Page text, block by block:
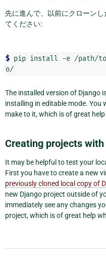
先に進んで、以前にクローン
てください:
$ pip install -e /path/
The installed version of Django
installing in editable mode. You
make to it, which is of great
Creating projects
It may be helpful to test your
First you have to create a new
previously cloned local copy of
new Django project outside of
immediately see any changes
project, which is of great help